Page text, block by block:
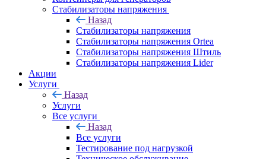
Стабилизаторы напряжения
Назад
Стабилизаторы напряжения
Стабилизаторы напряжения Ortea
Стабилизаторы напряжения Штиль
Стабилизаторы напряжения Lider
Акции
Услуги
Назад
Услуги
Все услуги
Назад
Все услуги
Тестирование под нагрузкой